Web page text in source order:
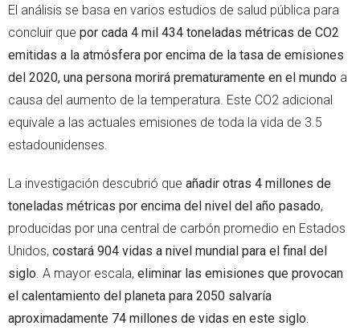
El análisis se basa en varios estudios de salud pública para
concluir que por cada 4 mil 434 toneladas métricas de CO2
emitidas a la atmósfera por encima de la tasa de emisiones
del 2020, una persona morirá prematuramente en el mundo a
causa del aumento de la temperatura. Este CO2 adicional
equivale a las actuales emisiones de toda la vida de 3.5
estadounidenses.
La investigación descubrió que añadir otras 4 millones de
toneladas métricas por encima del nivel del año pasado,
producidas por una central de carbón promedio en Estados
Unidos, costará 904 vidas a nivel mundial para el final del
siglo . A mayor escala, eliminar las emisiones que provocan
el calentamiento del planeta para 2050 salvaría
aproximadamente 74 millones de vidas en este siglo.